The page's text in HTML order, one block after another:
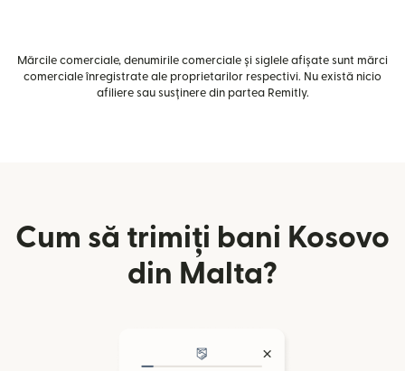
Mărcile comerciale, denumirile comerciale și siglele afișate sunt mărci
comerciale înregistrate ale proprietarilor respectivi. Nu există nicio
afiliere sau susținere din partea Remitly.
Cum să trimiți bani Kosovo
din Malta?